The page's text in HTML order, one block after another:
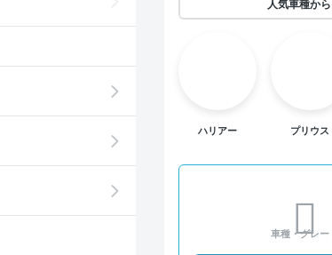
人気車種から
ハリアー プリウス
車種・グレー